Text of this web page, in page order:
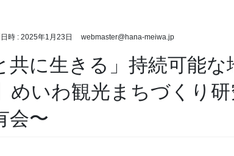
時 : 2025年1月23日 webmaster@hana-meiwa.jp
共に生きる」持続可能
めいわ観光まちづくり
会〜